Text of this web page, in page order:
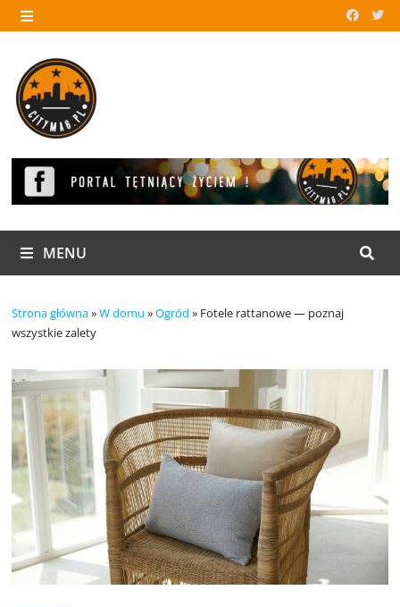
Skip
to
MENU
MENU
Strona główna»W domu »Ogród » Fotele rattanowe — poznaj
wszystkie zalety